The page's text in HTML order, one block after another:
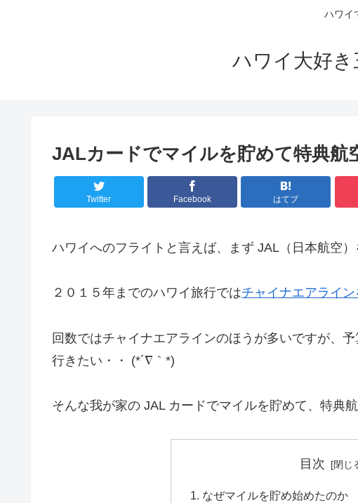
ハワイ
ハワイ大好
JALカードでマイルを貯めて特典航
Twitter Facebook はてブ
ハワイへのフライトと言えば、まず JAL（日本航空）
２０１５年までのハワイ旅行ではチャイナエアライン
回数ではチャイナエアラインのほうが多いですが、
行きたい・・ (*´∇｀*)
そんな我が家の JAL カードでマイルを貯めて、特典
目次
なぜマイルを貯め始めたのか